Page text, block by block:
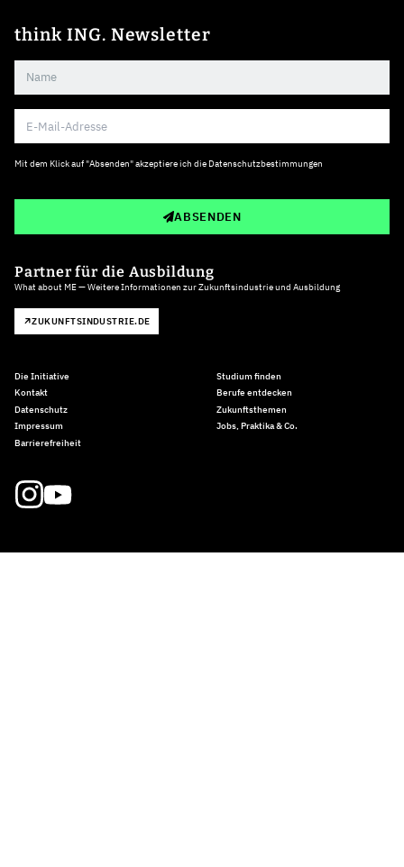
think ING. Newsletter
Mit dem Klick auf "Absenden" akzeptiere ich die Datenschutzbestimmungen
ABSENDEN
Partner für die Ausbildung
What about ME — Weitere Informationen zur Zukunftsindustrie und Ausbildung
ZUKUNFTSINDUSTRIE.DE
Die Initiative
Kontakt
Datenschutz
Impressum
Barrierefreiheit
Studium finden
Berufe entdecken
Zukunftsthemen
Jobs, Praktika & Co.